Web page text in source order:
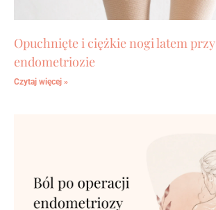
Opuchnięte i ciężkie nogi latem przy
endometriozie
Czytaj więcej »